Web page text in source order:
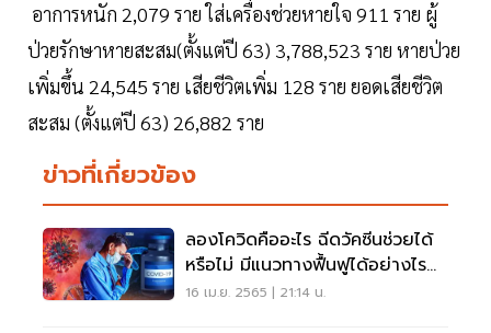
อาการหนัก 2,079 ราย ใส่เครื่องช่วยหายใจ 911 ราย ผู้
ป่วยรักษาหายสะสม(ตั้งแต่ปี 63) 3,788,523 ราย หายป่วย
เพิ่มขึ้น 24,545 ราย เสียชีวิตเพิ่ม 128 ราย ยอดเสียชีวิต
สะสม (ตั้งแต่ปี 63) 26,882 ราย
ข่าวที่เกี่ยวข้อง
ลองโควิดคืออะไร ฉีดวัคซีนช่วยได้
หรือไม่ มีแนวทางฟื้นฟูได้อย่างไร
อ่านเลย
16 เม.ย. 2565 | 21:14 น.